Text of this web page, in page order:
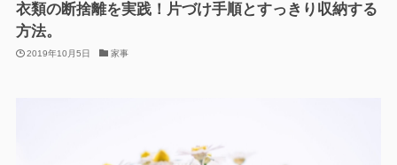
衣類の断捨離を実践！片づけ手順とすっきり収納する
方法。
2019年10月5日 家事